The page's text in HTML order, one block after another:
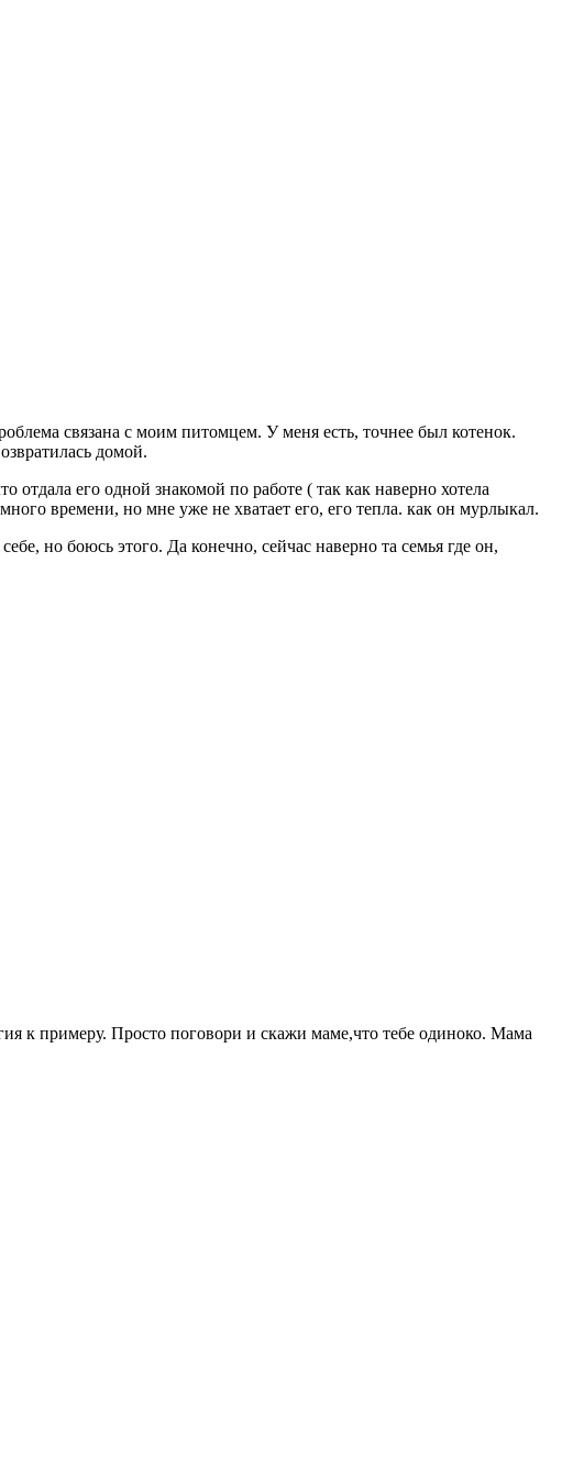
связана с моим питомцем. У меня есть, точнее был котенок.
домой.
его одной знакомой по работе ( так как наверно хотела
времени, но мне уже не хватает его, его тепла. как он мурлыкал.
но боюсь этого. Да конечно, сейчас наверно та семья где он,
к примеру. Просто поговори и скажи маме,что тебе одиноко. Мама